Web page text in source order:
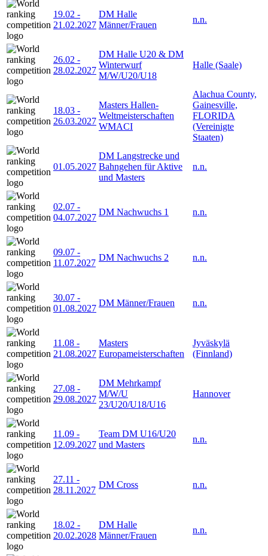
19.02 -
21.02.2027
DM Halle
Männer/Frauen
n.n.
26.02 -
28.02.2027
DM Halle U20 & DM
Winterwurf
M/W/U20/U18
Halle (Saale)
18.03 -
26.03.2027
Masters Hallen-
Weltmeisterschaften
WMACI
Alachua County,
Gainesville,
FLORIDA
(Vereinigte
Staaten)
01.05.2027
DM Langstrecke und
Bahngehen für Aktive
und Masters
n.n.
02.07 -
04.07.2027
DM Nachwuchs 1 n.n.
09.07 -
11.07.2027
DM Nachwuchs 2 n.n.
30.07 -
01.08.2027
DM Männer/Frauen n.n.
11.08 -
21.08.2027
Masters
Europameisterschaften
Jyväskylä
(Finnland)
27.08 -
29.08.2027
DM Mehrkampf
M/W/U
23/U20/U18/U16
Hannover
11.09 -
12.09.2027
Team DM U16/U20
und Masters
n.n.
27.11 -
28.11.2027
DM Cross n.n.
18.02 -
20.02.2028
DM Halle
Männer/Frauen
n.n.